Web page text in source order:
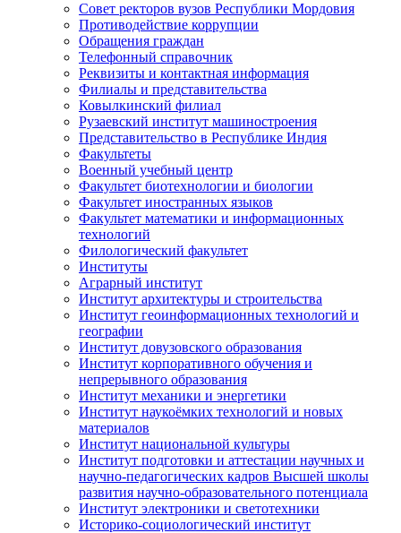
Совет ректоров вузов Республики Мордовия
Противодействие коррупции
Обращения граждан
Телефонный справочник
Реквизиты и контактная информация
Филиалы и представительства
Ковылкинский филиал
Рузаевский институт машиностроения
Представительство в Республике Индия
Факультеты
Военный учебный центр
Факультет биотехнологии и биологии
Факультет иностранных языков
Факультет математики и информационных
технологий
Филологический факультет
Институты
Аграрный институт
Институт архитектуры и строительства
Институт геоинформационных технологий и
географии
Институт довузовского образования
Институт корпоративного обучения и
непрерывного образования
Институт механики и энергетики
Институт наукоёмких технологий и новых
материалов
Институт национальной культуры
Институт подготовки и аттестации научных и
научно-педагогических кадров Высшей школы
развития научно-образовательного потенциала
Институт электроники и светотехники
Историко-социологический институт